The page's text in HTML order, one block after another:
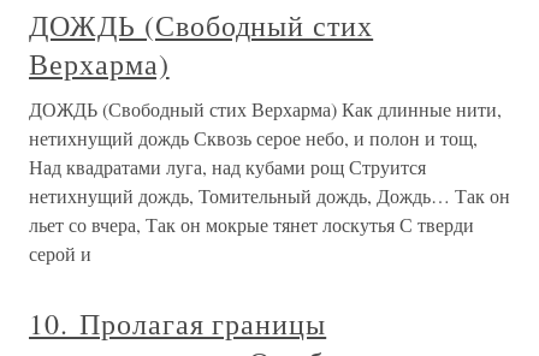
ДОЖДЬ (Свободный стих
Верхарма)
ДОЖДЬ (Свободный стих Верхарма) Как длинные нити,
нетихнущий дождь Сквозь серое небо, и полон и тощ,
Над квадратами луга, над кубами рощ Струится
нетихнущий дождь, Томительный дождь, Дождь… Так он
льет со вчера, Так он мокрые тянет лоскутья С тверди
серой и
10. Пролагая границы